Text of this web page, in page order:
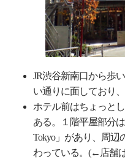
JR渋谷新南口から歩
い通りに面しており
ホテル前はちょっと
ある。１階平屋部分は
Tokyo」があり、周辺
わっている。(←店舗